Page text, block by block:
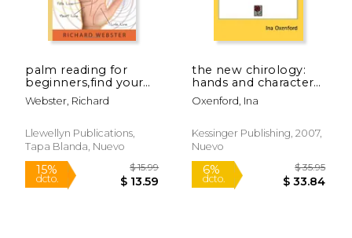
palm reading for
beginners,find your
future in the palm of
your hand (en Inglés)
Webster, Richard
Llewellyn Publications,
Tapa Blanda, Nuevo
the new chirology:
hands and character
1900 (en Inglés)
Oxenford, Ina
Kessinger Publishing, 2007,
Nuevo